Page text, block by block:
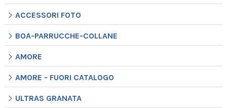
ACCESSORI FOTO
BOA-PARRUCCHE-COLLANE
AMORE
AMORE - FUORI CATALOGO
ULTRAS GRANATA